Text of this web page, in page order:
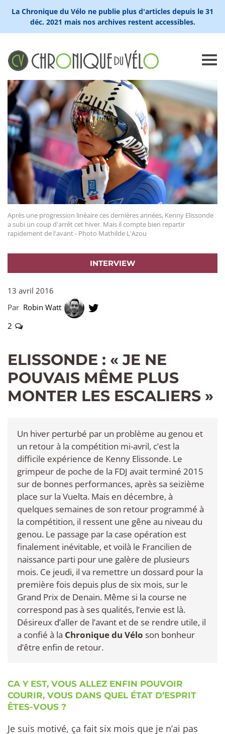
La Chronique du Vélo ne publie plus d'articles depuis le 31
déc. 2021 mais nos archives restent accessibles.
Après une progression linéaire ces dernières années, Kenny Elissonde
a subi un coup d'arrêt cet hiver. Mais il compte bien repartir
rapidement de l'avant - Photo Mathilde L'Azou
INTERVIEW
13 avril 2016
Par Robin Watt
2
ELISSONDE : « JE NE
POUVAIS MÊME PLUS
MONTER LES ESCALIERS »
Un hiver perturbé par un problème au genou et
un retour à la compétition mi-avril, c’est la
difficile expérience de Kenny Elissonde. Le
grimpeur de poche de la FDJ avait terminé 2015
sur de bonnes performances, après sa seizième
place sur la Vuelta. Mais en décembre, à
quelques semaines de son retour programmé à
la compétition, il ressent une gêne au niveau du
genou. Le passage par la case opération est
finalement inévitable, et voilà le Francilien de
naissance parti pour une galère de plusieurs
mois. Ce jeudi, il va remettre un dossard pour la
première fois depuis plus de six mois, sur le
Grand Prix de Denain. Même si la course ne
correspond pas à ses qualités, l’envie est là.
Désireux d’aller de l’avant et de se rendre utile, il
a confié à la Chronique du Vélo son bonheur
d’être enfin de retour.
CA Y EST, VOUS ALLEZ ENFIN POUVOIR
COURIR, VOUS DANS QUEL ÉTAT D’ESPRIT
ÊTES-VOUS ?
Je suis motivé, ça fait six mois que je n’ai pas